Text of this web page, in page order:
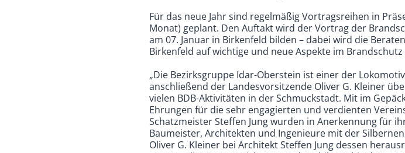
Für das neue Jahr sind regelmäßig Vortragsreihen in
Monat) geplant. Den Auftakt wird der Vortrag der
am 07. Januar in Birkenfeld bilden – dabei wird die
Birkenfeld auf wichtige und neue Aspekte im Brandschutz
„Die Bezirksgruppe Idar-Oberstein ist einer der
anschließend der Landesvorsitzende Oliver G. Kleiner
vielen BDB-Aktivitäten in der Schmuckstadt. Mit im
Ehrungen für die sehr engagierten und verdienten
Schatzmeister Steffen Jung wurden in Anerkennung für
Baumeister, Architekten und Ingenieure mit der
Oliver G. Kleiner bei Architekt Steffen Jung dessen